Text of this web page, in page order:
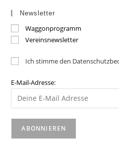
Newsletter
Waggonprogramm
Vereinsnewsletter
Ich stimme den
E-Mail-Adresse: